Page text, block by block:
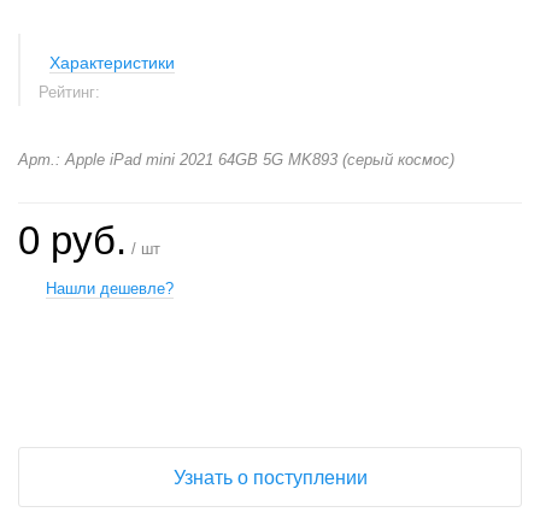
Характеристики
Рейтинг:
Арт.: Apple iPad mini 2021 64GB 5G MK893 (серый космос)
0 руб. / шт
Нашли дешевле?
Узнать о поступлении